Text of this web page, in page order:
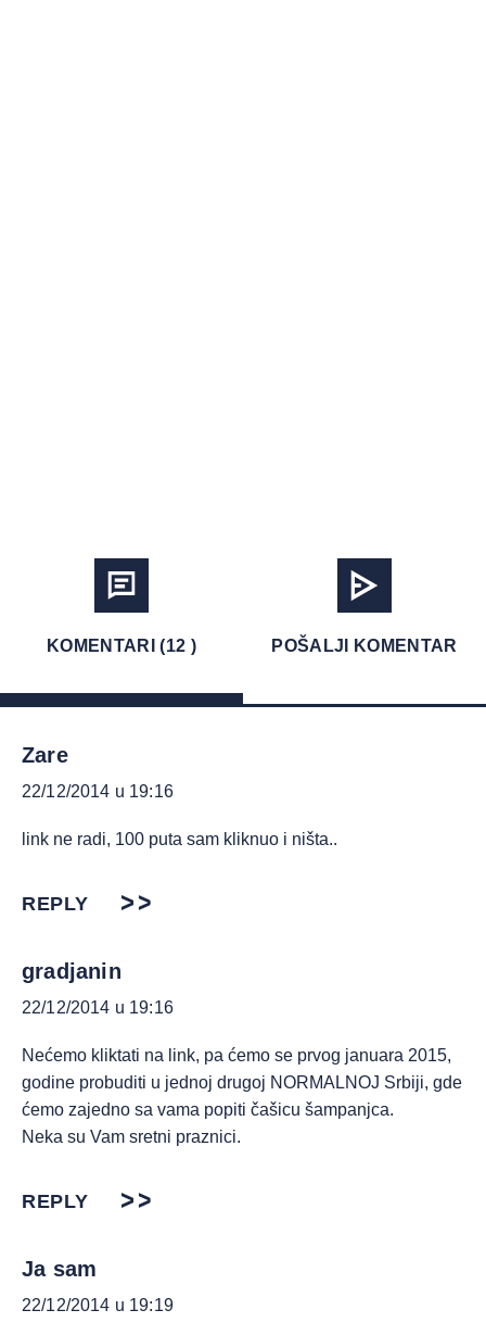
KOMENTARI (12 ) POŠALJI KOMENTAR
Zare
22/12/2014 u 19:16
link ne radi, 100 puta sam kliknuo i ništa..
REPLY
gradjanin
22/12/2014 u 19:16
Nećemo kliktati na link, pa ćemo se prvog januara 2015,
godine probuditi u jednoj drugoj NORMALNOJ Srbiji, gde
ćemo zajedno sa vama popiti čašicu šampanjca.
Neka su Vam sretni praznici.
REPLY
Ja sam
22/12/2014 u 19:19